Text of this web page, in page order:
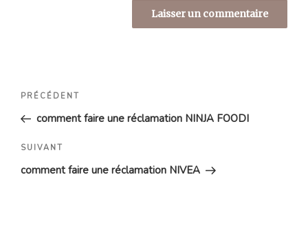
Navigation
l’article
Article
précédent
PRÉCÉDENT
comment faire une réclamation NINJA FOODI
Article
suivant
SUIVANT
comment faire une réclamation NIVEA